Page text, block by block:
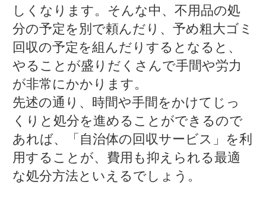
しくなります。そんな中、不用品の処
分の予定を別で頼んだり、予め粗大ゴミ
回収の予定を組んだりするとなると、
やることが盛りだくさんで手間や労力
が非常にかかります。
先述の通り、時間や手間をかけてじっ
くりと処分を進めることができるので
あれば、「自治体の回収サービス」を利
用することが、費用も抑えられる最適
な処分方法といえるでしょう。